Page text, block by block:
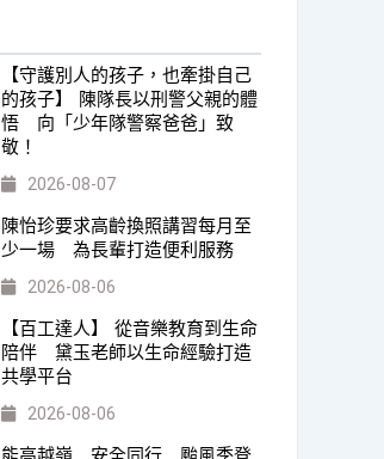
【守護別人的孩子，也牽掛自己
的孩子】 陳隊長以刑警父親的體
悟 向「少年隊警察爸爸」致
敬！
2026-08-07
陳怡珍要求高齡換照講習每月至
少一場 為長輩打造便利服務
2026-08-06
【百工達人】 從音樂教育到生命
陪伴 黛玉老師以生命經驗打造
共學平台
2026-08-06